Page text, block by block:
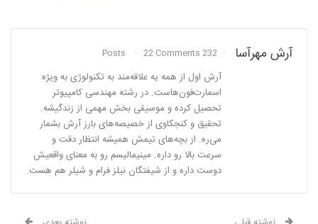
آرش مهرآسا 232 Posts
22 Comments
آرش اول از همه یه علاقه‌مند به تکنولوژی به ویژه
اسمارت‌فون‌هاست. در رشته مهندسی کامپیوتر
تحصیل کرده و موسیقی بخش مهمی از زندگیشه.
تحقیق و کنجکاوی از خصیصه‌های بارز آرش بشمار
می‌ره. از بچه‌های تیمش همیشه انتظار دقت و
سرعت بالا رو داره. مینیمالیسم رو به معنای واقعیش
دوست داره و از شیفتگان نیلز فرام و شیلر هم هست.